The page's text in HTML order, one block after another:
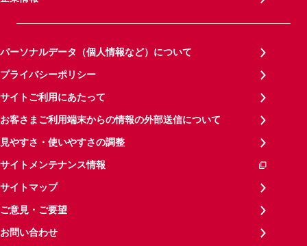
パーソナルデータ（個人情報など）について
プライバシーポリシー
サイトご利用にあたって
お客さまご利用端末からの情報の外部送信について
見やすさ・使いやすさの調整
サイトメンテナンス情報
サイトマップ
ご意見・ご要望
お問い合わせ